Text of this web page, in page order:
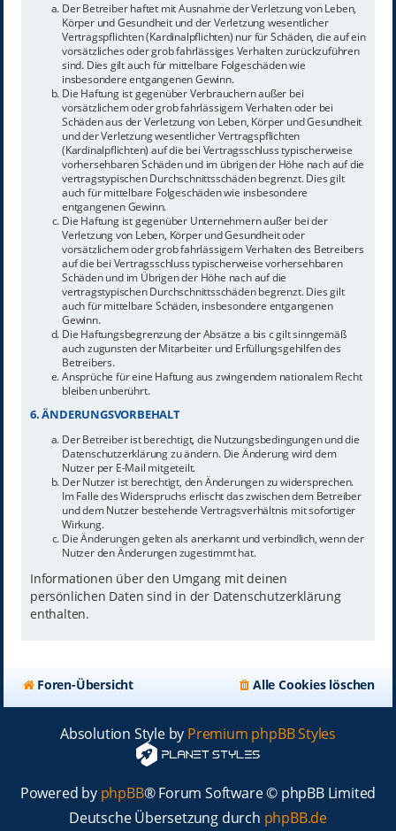
Der Betreiber haftet mit Ausnahme der Verletzung von Leben,
Körper und Gesundheit und der Verletzung wesentlicher
Vertragspflichten (Kardinalpflichten) nur für Schäden, die auf ein
vorsätzliches oder grob fahrlässiges Verhalten zurückzuführen
sind. Dies gilt auch für mittelbare Folgeschäden wie
insbesondere entgangenen Gewinn.
Die Haftung ist gegenüber Verbrauchern außer bei
vorsätzlichem oder grob fahrlässigem Verhalten oder bei
Schäden aus der Verletzung von Leben, Körper und Gesundheit
und der Verletzung wesentlicher Vertragspflichten
(Kardinalpflichten) auf die bei Vertragsschluss typischerweise
vorhersehbaren Schäden und im übrigen der Höhe nach auf die
vertragstypischen Durchschnittsschäden begrenzt. Dies gilt
auch für mittelbare Folgeschäden wie insbesondere
entgangenen Gewinn.
Die Haftung ist gegenüber Unternehmern außer bei der
Verletzung von Leben, Körper und Gesundheit oder
vorsätzlichem oder grob fahrlässigem Verhalten des Betreibers
auf die bei Vertragsschluss typischerweise vorhersehbaren
Schäden und im Übrigen der Höhe nach auf die
vertragstypischen Durchschnittsschäden begrenzt. Dies gilt
auch für mittelbare Schäden, insbesondere entgangenen
Gewinn.
Die Haftungsbegrenzung der Absätze a bis c gilt sinngemäß
auch zugunsten der Mitarbeiter und Erfüllungsgehilfen des
Betreibers.
Ansprüche für eine Haftung aus zwingendem nationalem Recht
bleiben unberührt.
6. ÄNDERUNGSVORBEHALT
Der Betreiber ist berechtigt, die Nutzungsbedingungen und die
Datenschutzerklärung zu ändern. Die Änderung wird dem
Nutzer per E-Mail mitgeteilt.
Der Nutzer ist berechtigt, den Änderungen zu widersprechen.
Im Falle des Widerspruchs erlischt das zwischen dem Betreiber
und dem Nutzer bestehende Vertragsverhältnis mit sofortiger
Wirkung.
Die Änderungen gelten als anerkannt und verbindlich, wenn der
Nutzer den Änderungen zugestimmt hat.
Informationen über den Umgang mit deinen
persönlichen Daten sind in der Datenschutzerklärung
enthalten.
Foren-Übersicht Alle Cookies löschen
Absolution Style by Premium phpBB Styles
Powered by phpBB® Forum Software © phpBB Limited
Deutsche Übersetzung durch phpBB.de